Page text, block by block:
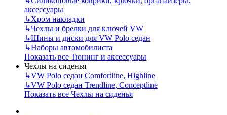
аксессуары
↳Хром накладки
↳Чехлы и брелки для ключей VW
↳Шины и диски для VW Polo седан
↳Наборы автомобилиста
Показать все Тюнинг и аксессуары
Чехлы на сиденья
↳VW Polo седан Comfortline, Highline
↳VW Polo седан Trendline, Conceptline
Показать все Чехлы на сиденья